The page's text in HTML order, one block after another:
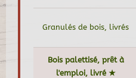
Granulés de bois, livrés
Bois palettisé, prêt à
l'emploi, livré ★